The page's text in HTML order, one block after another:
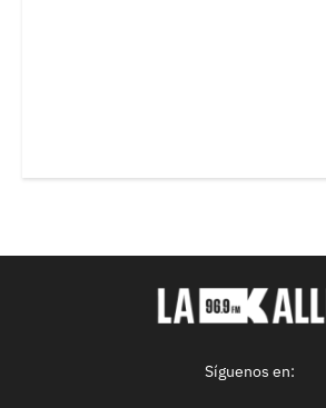
Síguenos en: